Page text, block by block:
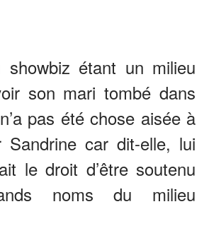
showbiz étant un milieu
son mari tombé dans
pas été chose aisée à
Sandrine car dit-elle, lui
le droit d’être soutenu
noms du milieu